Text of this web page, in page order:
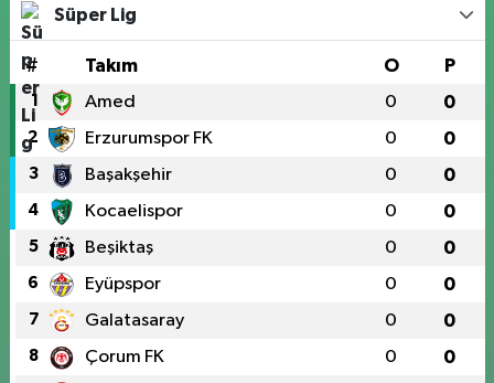
Süper Lig
# Takım O P
1 Amed 0 0
2 Erzurumspor FK 0 0
3 Başakşehir 0 0
4 Kocaelispor 0 0
5 Beşiktaş 0 0
6 Eyüpspor 0 0
7 Galatasaray 0 0
8 Çorum FK 0 0